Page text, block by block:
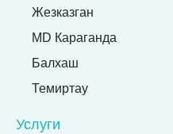
Жезказган
MD Караганда
Балхаш
Темиртау
Услуги